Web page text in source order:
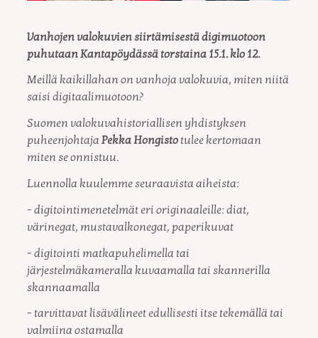
Vanhojen valokuvien siirtämisestä digimuotoon
puhutaan Kantapöydässä torstaina 15.1. klo 12.
Meillä kaikillahan on vanhoja valokuvia, miten niitä
saisi digitaalimuotoon?
Suomen valokuvahistoriallisen yhdistyksen
puheenjohtaja Pekka Hongistotulee kertomaan
miten se onnistuu.
Luennolla kuulemme seuraavista aiheista:
- digitointimenetelmät eri originaaleille: diat,
värinegat, mustavalkonegat, paperikuvat
- digitointi matkapuhelimella tai
järjestelmäkameralla kuvaamalla tai skannerilla
skannaamalla
- tarvittavat lisävälineet edullisesti itse tekemällä tai
valmiina ostamalla